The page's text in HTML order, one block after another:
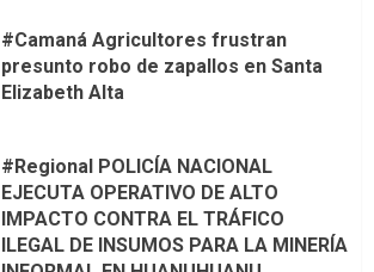
#Camaná Agricultores frustran
presunto robo de zapallos en Santa
Elizabeth Alta
#Regional POLICÍA NACIONAL
EJECUTA OPERATIVO DE ALTO
IMPACTO CONTRA EL TRÁFICO
ILEGAL DE INSUMOS PARA LA MINERÍA